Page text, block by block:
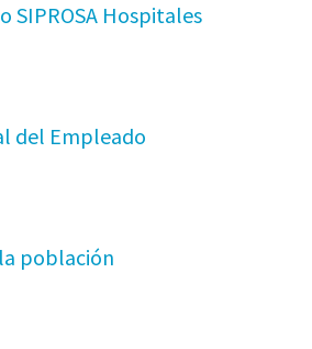
SIPROSA Hospitales
del Empleado
población